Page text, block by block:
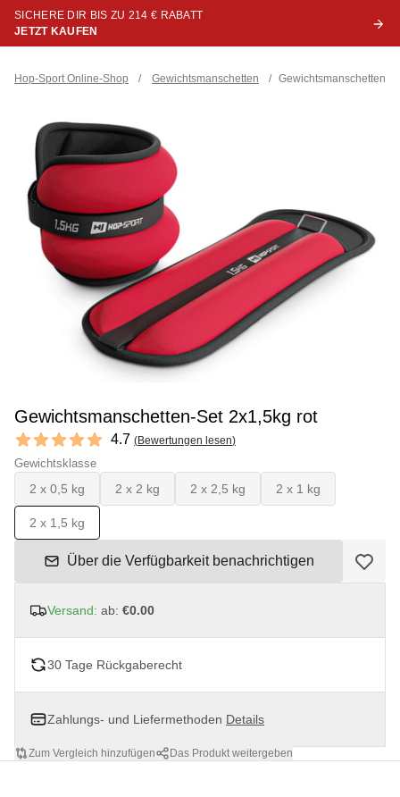
SICHERE DIR BIS ZU 214 € RABATT
JETZT KAUFEN
Hop-Sport Online-Shop / Gewichtsmanschetten / Gewichtsmanschetten-
Gewichtsmanschetten-Set 2x1,5kg rot
Reviews
4.7 out of 5 stars 4.7 (Bewertungen lesen)
Gewichtsklasse
2 x 0,5 kg 2 x 2 kg 2 x 2,5 kg 2 x 1 kg
2 x 1,5 kg
Über die Verfügbarkeit benachrichtigen
Versand: ab: €0.00
30 Tage Rückgaberecht
Zahlungs- und Liefermethoden Details
Zum Vergleich hinzufügen Das Produkt weitergeben